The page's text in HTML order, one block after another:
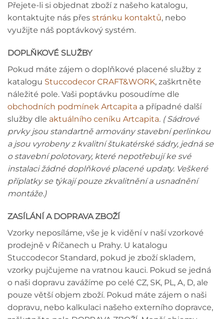
Přejete-li si objednat zboží z našeho katalogu,
kontaktujte nás přes stránku kontaktů, nebo
využijte náš poptávkový systém.
DOPLŇKOVÉ SLUŽBY
Pokud máte zájem o doplňkové placené služby z
katalogu Stuccodecor CRAFT&WORK, zaškrtněte
náležité pole. Vaši poptávku posoudíme dle
obchodních podmínek Artcapita a případné další
služby dle aktuálního ceníku Artcapita. ( Sádrové
prvky jsou standartně armovány stavební perlinkou
a jsou vyrobeny z kvalitní štukatérské sádry, jedná se
o stavební polotovary, které nepotřebují ke své
instalaci žádné doplňkové placené updaty. Veškeré
příplatky se týkají pouze zkvalitnění a usnadnění
montáže.)
ZASÍLÁNÍ A DOPRAVA ZBOŽÍ
Vzorky neposíláme, vše je k vidění v naší vzorkové
prodejně v Říčanech u Prahy. U katalogu
Stuccodecor Standard, pokud je zboží skladem,
vzorky pujčujeme na vratnou kauci. Pokud se jedná
o naši dopravu zavážíme po celé CZ, SK, PL, A, D, ale
pouze větší objem zboží. Pokud máte zájem o naši
dopravu, nebo kalkulaci našeho externího dopravce,